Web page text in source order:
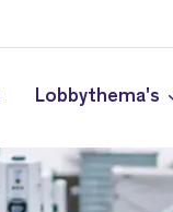
Lobbythema's